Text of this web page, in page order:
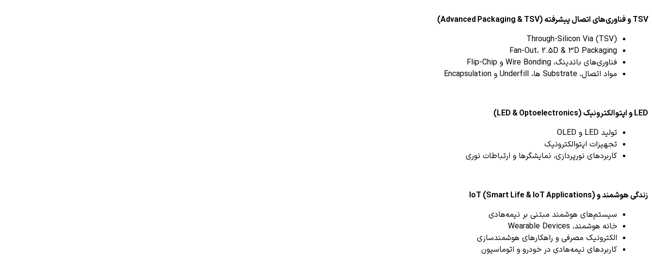
TSV و فناوری‌های اتصال پیشرفته (Advanced Packaging & TSV)
Through-Silicon Via (TSV)
Fan-Out، 2.5D & 3D Packaging
فناوری‌های باندینگ، Wire Bonding و Flip-Chip
مواد اتصال، Substrate ها، Underfill و Encapsulation
LED و اپتوالکترونیک (LED & Optoelectronics)
تولید LED و OLED
تجهیزات اپتوالکترونیک
کاربردهای نورپردازی، نمایشگرها و ارتباطات نوری
زندگی هوشمند و IoT (Smart Life & IoT Applications)
سیستم‌های هوشمند مبتنی بر نیمه‌هادی
خانه هوشمند، Wearable Devices
الکترونیک مصرفی و راهکارهای هوشمندسازی
کاربردهای نیمه‌هادی در خودرو و اتوماسیون